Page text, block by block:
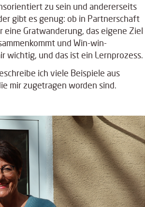
zu sein und andererseits
gibt es genug: ob in Partnerschaft
eine Gratwanderung, das eigene Ziel
und Win-win-
wichtig, und das ist ein Lernprozess.
ich viele Beispiele aus
mir zugetragen worden sind.